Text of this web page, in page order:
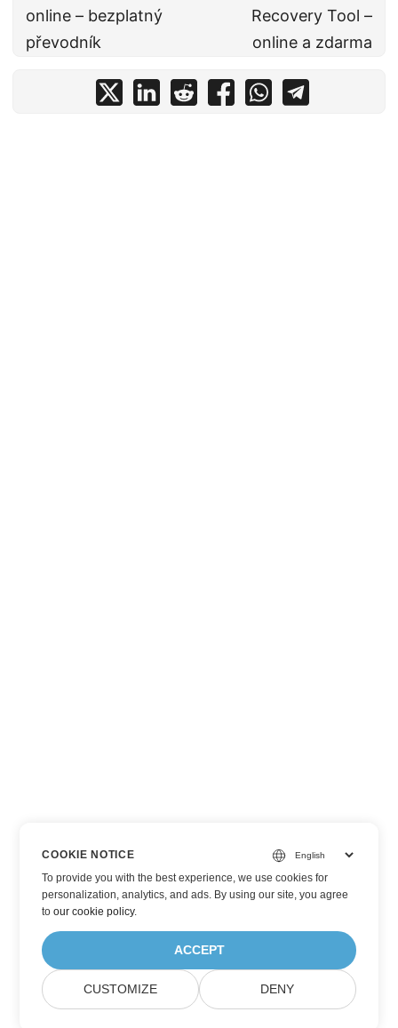
online – bezplatný
převodník
Recovery Tool –
online a zdarma
COOKIE NOTICE
To provide you with the best experience, we use cookies for
personalization, analytics, and ads. By using our site, you agree
toour cookie policy.
ACCEPT
CUSTOMIZE DENY